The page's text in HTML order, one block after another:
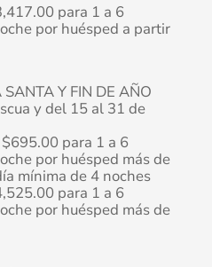
para 1 a 6
por huésped a partir
Y FIN DE AÑO
y del 15 al 31 de
$695.00 para 1 a 6
por huésped más de
mínima de 4 noches
para 1 a 6
por huésped más de